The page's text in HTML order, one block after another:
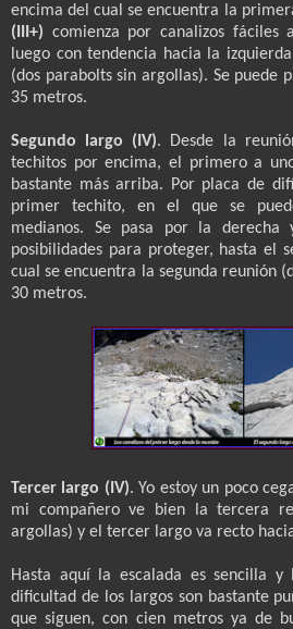
encima del cual se encuentra la
(III+) comienza por canalizos
luego con tendencia hacia la
(dos parabolts sin argollas). Se puede
35 metros.
Segundo largo (IV). Desde la
techitos por encima, el primero a
bastante más arriba. Por placa de
primer techito, en el que se
medianos. Se pasa por la
posibilidades para proteger, hasta el
cual se encuentra la segunda reunión
30 metros.
Tercer largo (IV). Yo estoy un poco
mi compañero ve bien la tercera
argollas) y el tercer largo va recto
Hasta aquí la escalada es sencilla y
dificultad de los largos son bastante
que siguen, con cien metros ya de